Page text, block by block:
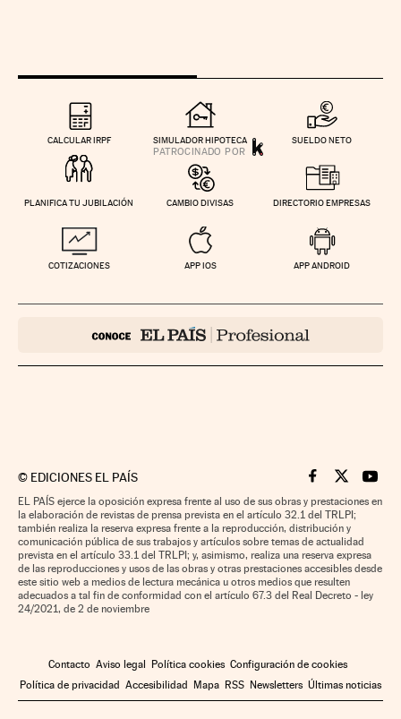
CALCULAR IRPF SIMULADOR HIPOTECA SUELDO NETO
PLANIFICA TU JUBILACIÓN CAMBIO DIVISAS DIRECTORIO EMPRESAS
COTIZACIONES APP IOS APP ANDROID
© EDICIONES EL PAÍS Cinco Días en
Cinco Días
Cinco
EL PAÍS ejerce la oposición expresa frente al uso de sus obras y prestaciones en
la elaboración de revistas de prensa prevista en el artículo 32.1 del TRLPI;
también realiza la reserva expresa frente a la reproducción, distribución y
comunicación pública de sus trabajos y artículos sobre temas de actualidad
prevista en el artículo 33.1 del TRLPI; y, asimismo, realiza una reserva expresa
de las reproducciones y usos de las obras y otras prestaciones accesibles desde
este sitio web a medios de lectura mecánica u otros medios que resulten
adecuados a tal fin de conformidad con el artículo 67.3 del Real Decreto - ley
24/2021, de 2 de noviembre
Contacto Aviso legal Política cookies Configuración de cookies
Política de privacidad Accesibilidad Mapa RSS Newsletters Últimas noticias